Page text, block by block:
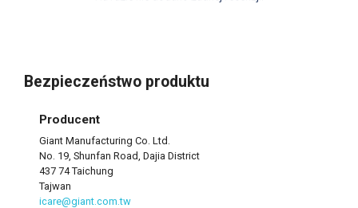
Bezpieczeństwo produktu
Producent
Giant Manufacturing Co. Ltd.
No. 19, Shunfan Road, Dajia District
437 74 Taichung
Tajwan
icare@giant.com.tw